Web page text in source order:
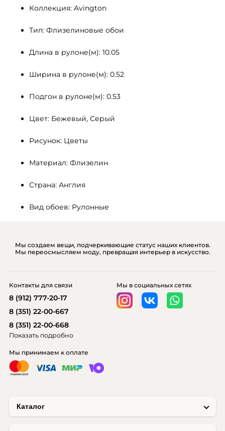
Коллекция: Avington
Тип: Флизелиновые обои
Длина в рулоне(м): 10.05
Ширина в рулоне(м): 0.52
Подгон в рулоне(м): 0.53
Цвет: Бежевый, Серый
Рисунок: Цветы
Материал: Флизелин
Страна: Англия
Вид обоев: Рулонные
Мы создаем вещи, подчеркивающие статус наших клиентов.
Мы переосмысляем моду, превращая интерьер в искусство.
Каталог
Мы принимаем к оплате
Мы в социальных сетях
Контакты для связи
8 (912) 777-20-17
8 (351) 22-00-667
8 (351) 22-00-668
Показать подробно